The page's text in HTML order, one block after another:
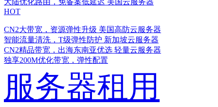
大陆优化路由，免备案低延迟 美国云服务器
HOT
CN2大带宽，资源弹性升级 美国高防云服务器
智能流量清洗，T级弹性防护 新加坡云服务器
CN2精品带宽，出海东南亚优选 轻量云服务器
独享200M优化带宽，弹性配置
服务器租用